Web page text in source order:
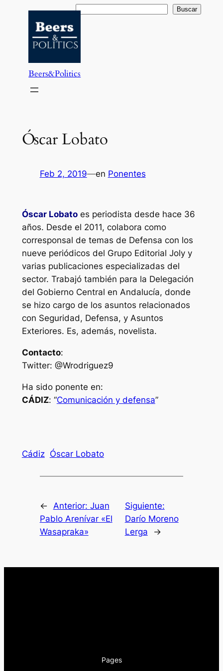
contenido
Buscar Buscar
Beers&Politics
Óscar Lobato
Feb 2, 2019—en Ponentes
Óscar Lobatoes periodista desde hace 36
años. Desde el 2011, colabora como
corresponsal de temas de Defensa con los
nueve periódicos del Grupo Editorial Joly y
varias publicaciones especializadas del
sector. Trabajó también para la Delegación
del Gobierno Central en Andalucía, donde
se hizo cargo de los asuntos relacionados
con Seguridad, Defensa, y Asuntos
Exteriores. Es, además, novelista.
Contacto:
Twitter: @Wrodriguez9
Ha sido ponente en:
CÁDIZ: “Comunicación y defensa”
Cádiz Óscar Lobato
← Anterior: Juan
Pablo Arenívar «El
Wasapraka»
Siguiente:
Darío Moreno
Lerga
→
Pages